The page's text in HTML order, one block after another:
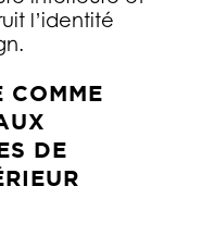
l’identité
COMME
DE